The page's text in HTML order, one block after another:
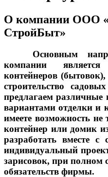
О компании ООО
СтройБыт»
Основным
компании
контейнеров
строительство
предлагаем
вариантами отделки и
имеете возможность не
контейнер или домик
разработать вместе с
индивидуальный
зарисовок, при полном
обязательств фирмы.